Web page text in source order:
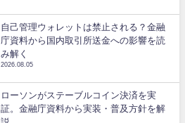
自己管理ウォレットは禁止される？金融
庁資料から国内取引所送金への影響を読
み解く
2026.08.05
ローソンがステーブルコイン決済を実
証。金融庁資料から実装・普及方針を解